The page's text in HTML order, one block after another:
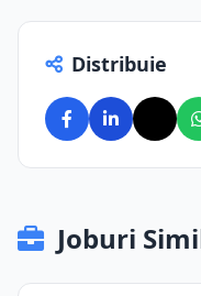
Distribuie
Joburi